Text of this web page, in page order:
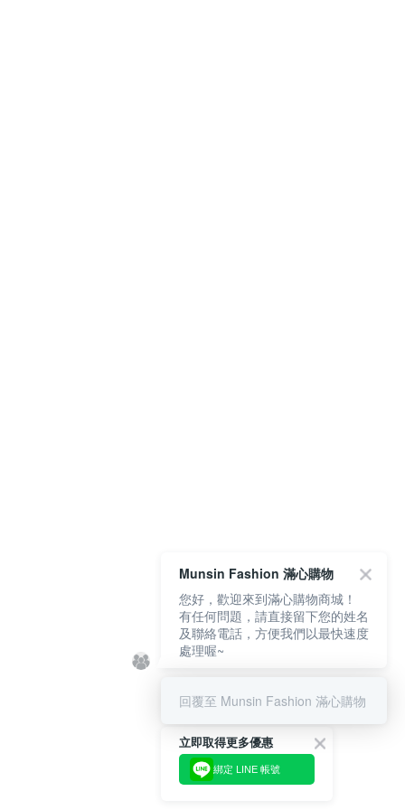
立即取得更多優惠
綁定 LINE 帳號
Munsin Fashion 滿心購物
您好，歡迎來到滿心購物商城！
有任何問題，請直接留下您的姓名
及聯絡電話，方便我們以最快速度
處理喔~
回覆至 Munsin Fashion 滿心購物